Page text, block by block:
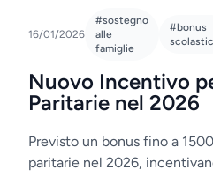
16/01/2026
#sostegno
alle
famiglie
#bonus
Nuovo Incentivo
Paritarie nel 2026
Previsto un bonus fino a
paritarie nel 2026,